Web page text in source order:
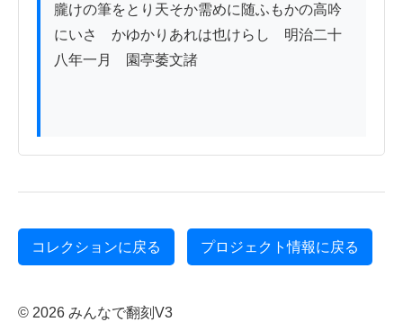
朧けの筆をとり天そか需めに随ふもかの高吟
にいさゝかゆかりあれは也けらし　明治二十
八年一月　園亭萎文諸
コレクションに戻る プロジェクト情報に戻る
© 2026 みんなで翻刻V3